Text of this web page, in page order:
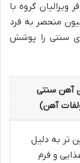
گروه با
منحصر به فرد
سنتی را پوشش
آهن سنتی
آهن)
تر به دلیل
و فرم